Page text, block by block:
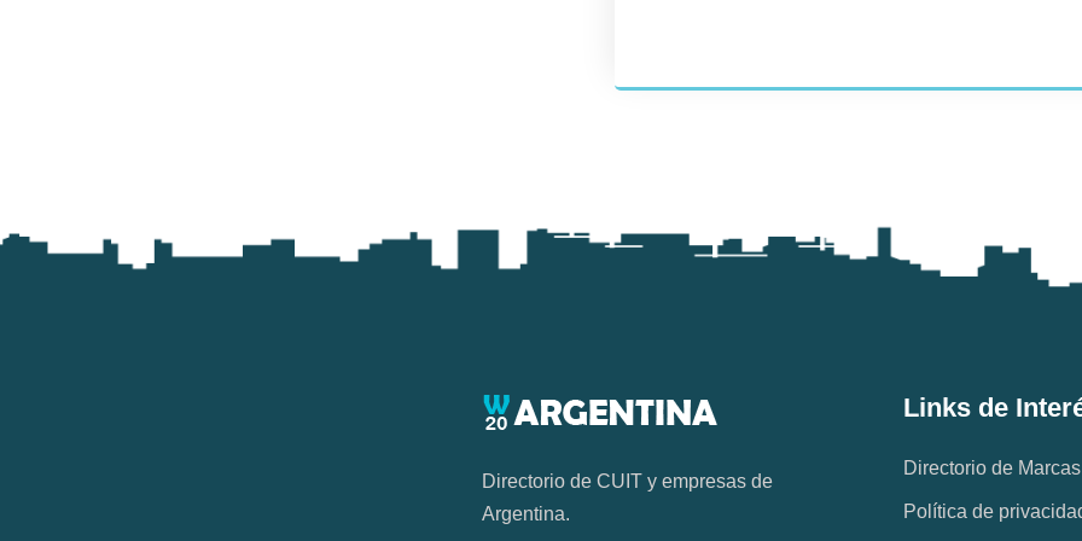
Directorio de CUIT y empresas de
Argentina.
Links de
Directorio de Marcas
Política de